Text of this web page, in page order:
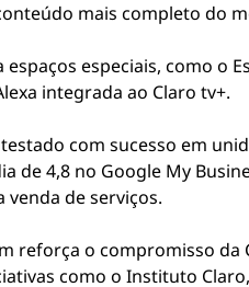
mais completo do
especiais, como o
integrada ao Claro tv+.
com sucesso em
de 4,8 no Google My
venda de serviços.
reforça o compromisso da
como o Instituto